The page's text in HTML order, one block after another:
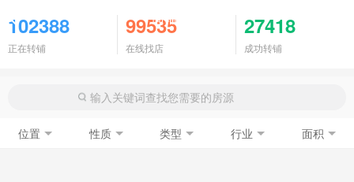
商铺门面
102388
正在转铺
99535
在线找店
27418
成功转铺
位置 性质 类型 行业 面积